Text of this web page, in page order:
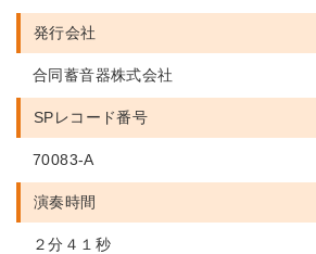
発行会社
合同蓄音器株式会社
SPレコード番号
70083-A
演奏時間
２分４１秒